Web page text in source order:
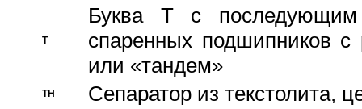
T
Буква T с
спаренных подшипников
или «тандем»
TH Сепаратор из текстолита,